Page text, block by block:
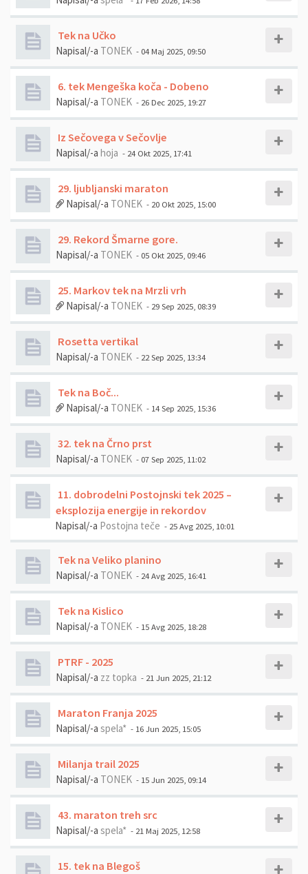
Tek na Učko
Napisal/-a TONEK - 04 Maj 2025, 09:50
6. tek Mengeška koča - Dobeno
Napisal/-a TONEK - 26 Dec 2025, 19:27
Iz Sečovega v Sečovlje
Napisal/-a hoja - 24 Okt 2025, 17:41
29. ljubljanski maraton
Napisal/-a TONEK - 20 Okt 2025, 15:00
29. Rekord Šmarne gore.
Napisal/-a TONEK - 05 Okt 2025, 09:46
25. Markov tek na Mrzli vrh
Napisal/-a TONEK - 29 Sep 2025, 08:39
Rosetta vertikal
Napisal/-a TONEK - 22 Sep 2025, 13:34
Tek na Boč...
Napisal/-a TONEK - 14 Sep 2025, 15:36
32. tek na Črno prst
Napisal/-a TONEK - 07 Sep 2025, 11:02
11. dobrodelni Postojnski tek 2025 –
eksplozija energije in rekordov
Napisal/-a Postojna teče - 25 Avg 2025, 10:01
Tek na Veliko planino
Napisal/-a TONEK - 24 Avg 2025, 16:41
Tek na Kislico
Napisal/-a TONEK - 15 Avg 2025, 18:28
PTRF - 2025
Napisal/-a zz topka - 21 Jun 2025, 21:12
Maraton Franja 2025
Napisal/-a spela* - 16 Jun 2025, 15:05
Milanja trail 2025
Napisal/-a TONEK - 15 Jun 2025, 09:14
43. maraton treh src
Napisal/-a spela* - 21 Maj 2025, 12:58
15. tek na Blegoš